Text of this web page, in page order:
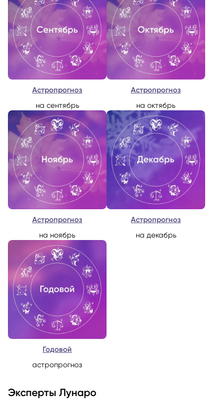
Астропрогноз
на сентябрь
Астропрогноз
на октябрь
Астропрогноз
на ноябрь
Астропрогноз
на декабрь
Годовой
астропрогноз
Эксперты Лунаро